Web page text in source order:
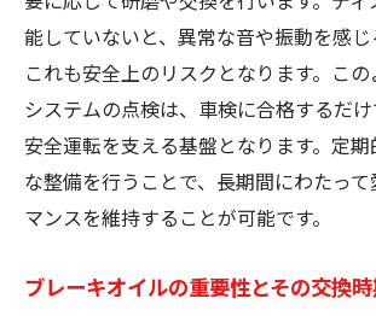
能していないと、異常な音や振動を感じ
これも安全上のリスクとなります。こ
システムの点検は、車検に合格するだ
安全運転を支える基盤となります。定
な整備を行うことで、長期間にわたっ
マンスを維持することが可能です。
ブレーキオイルの重要性とその交換